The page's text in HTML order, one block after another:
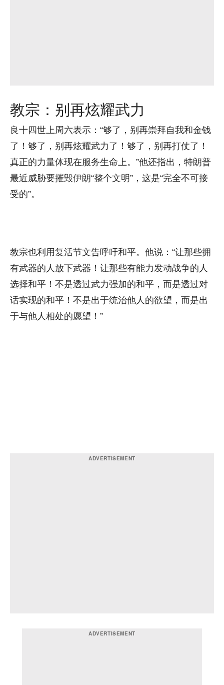
教宗：别再炫耀武力
良十四世上周六表示：“够了，别再崇拜自我和金钱
了！够了，别再炫耀武力了！够了，别再打仗了！
真正的力量体现在服务生命上。”他还指出，特朗普
最近威胁要摧毁伊朗“整个文明”，这是“完全不可接
受的”。
教宗也利用复活节文告呼吁和平。他说：“让那些拥
有武器的人放下武器！让那些有能力发动战争的人
选择和平！不是透过武力强加的和平，而是透过对
话实现的和平！不是出于统治他人的欲望，而是出
于与他人相处的愿望！”